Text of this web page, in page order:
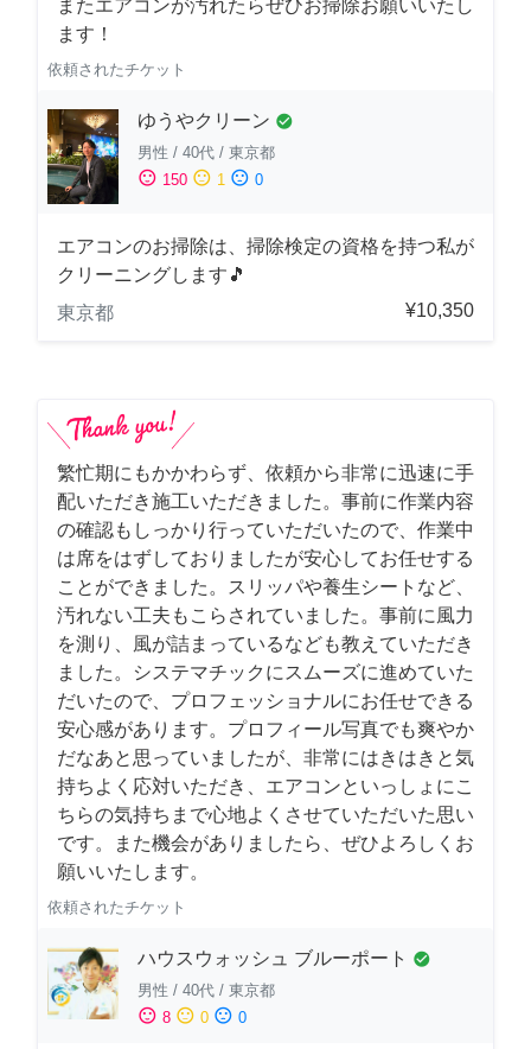
またエアコンが汚れたらぜひお掃除お願いいたし
ます！
依頼されたチケット
ゆうやクリーン check_circle
男性 / 40代 / 東京都
sentiment_satisfied 150 sentiment_neutral 1 sentiment_dissatisfied 0
エアコンのお掃除は、掃除検定の資格を持つ私が
クリーニングします🎵
東京都
¥10,350
繁忙期にもかかわらず、依頼から非常に迅速に手
配いただき施工いただきました。事前に作業内容
の確認もしっかり行っていただいたので、作業中
は席をはずしておりましたが安心してお任せする
ことができました。スリッパや養生シートなど、
汚れない工夫もこらされていました。事前に風力
を測り、風が詰まっているなども教えていただき
ました。システマチックにスムーズに進めていた
だいたので、プロフェッショナルにお任せできる
安心感があります。プロフィール写真でも爽やか
だなあと思っていましたが、非常にはきはきと気
持ちよく応対いただき、エアコンといっしょにこ
ちらの気持ちまで心地よくさせていただいた思い
です。また機会がありましたら、ぜひよろしくお
願いいたします。
依頼されたチケット
ハウスウォッシュ ブルーポート check_circle
男性 / 40代 / 東京都
sentiment_satisfied 8 sentiment_neutral 0 sentiment_dissatisfied 0